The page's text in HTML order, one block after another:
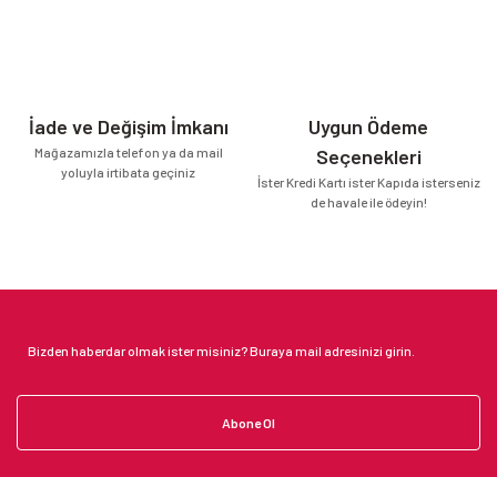
İade ve Değişim İmkanı
Mağazamızla telefon ya da mail
yoluyla irtibata geçiniz
Uygun Ödeme
Seçenekleri
İster Kredi Kartı ister Kapıda isterseniz
de havale ile ödeyin!
Abone Ol